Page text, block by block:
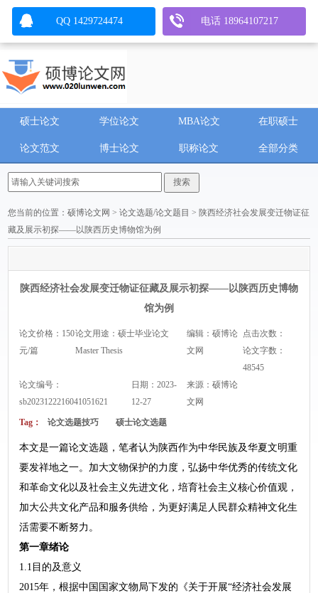
硕士论文 学位论文 MBA论文 在职硕士
论文范文 博士论文 职称论文 全部分类
您当前的位置：硕博论文网 >论文选题/论文题目 > 陕西经济社会发展变迁物证征
藏及展示初探——以陕西历史博物馆为例
陕西经济社会发展变迁物证征藏及展示初探——以陕西历史博物
馆为例
论文价格：150
元/篇
论文用途：硕士毕业论文
Master Thesis
编辑：硕博论
文网
点击次数：
论文字数：
48545
论文编号：
sb2023122216041051621
日期：2023-
12-27
来源：硕博论
文网
Tag： 论文选题技巧 硕士论文选题
本文是一篇论文选题，笔者认为陕西作为中华民族及华夏文明重
要发祥地之一。加大文物保护的力度，弘扬中华优秀的传统文化
和革命文化以及社会主义先进文化，培育社会主义核心价值观，
加大公共文化产品和服务供给，为更好满足人民群众精神文化生
活需要不断努力。
第一章绪论
1.1目的及意义
2015年，根据中国国家文物局下发的《关于开展“经济社会发展
QQ 1429724474 电话 18964107217